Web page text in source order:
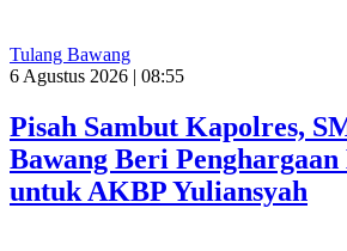
Tulang Bawang
6 Agustus 2026 | 08:55
Pisah Sambut Kapolres,
Bawang Beri
untuk AKBP Yuliansyah